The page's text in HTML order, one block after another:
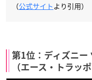
（公式サイト より引用）
第1位：ディズニー
（エース・トラッ